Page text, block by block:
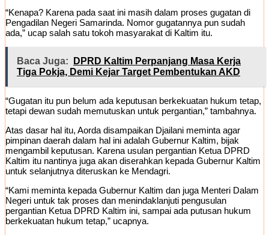
“Kenapa? Karena pada saat ini masih dalam proses gugatan di
Pengadilan Negeri Samarinda. Nomor gugatannya pun sudah
ada,” ucap salah satu tokoh masyarakat di Kaltim itu.
Baca Juga:
DPRD Kaltim Perpanjang Masa Kerja
Tiga Pokja, Demi Kejar Target Pembentukan AKD
“Gugatan itu pun belum ada keputusan berkekuatan hukum tetap,
tetapi dewan sudah memutuskan untuk pergantian,” tambahnya.
Atas dasar hal itu, Aorda disampaikan Djailani meminta agar
pimpinan daerah dalam hal ini adalah Gubernur Kaltim, bijak
mengambil keputusan. Karena usulan pergantian Ketua DPRD
Kaltim itu nantinya juga akan diserahkan kepada Gubernur Kaltim
untuk selanjutnya diteruskan ke Mendagri.
“Kami meminta kepada Gubernur Kaltim dan juga Menteri Dalam
Negeri untuk tak proses dan menindaklanjuti pengusulan
pergantian Ketua DPRD Kaltim ini, sampai ada putusan hukum
berkekuatan hukum tetap,” ucapnya.